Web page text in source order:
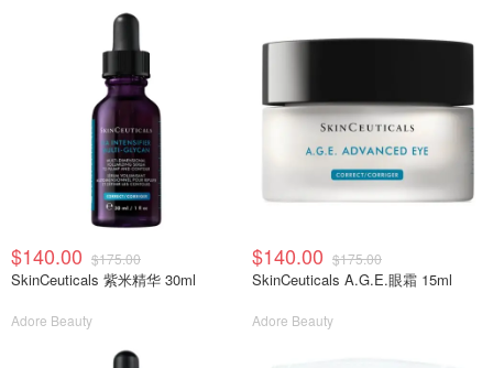
$140.00 $175.00
SkinCeuticals 紫米精华 30ml
Adore Beauty
$140.00 $175.00
SkinCeuticals A.G.E.眼霜 15ml
Adore Beauty